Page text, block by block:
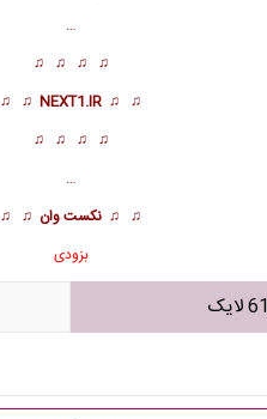
…
♫ ♫ ♫ ♫
♫ ♫
NEXT1.IR
♫ ♫
♫ ♫ ♫ ♫
…
♫ ♫ نکست وان ♫ ♫
بزودی
61 لایک